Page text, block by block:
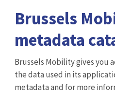
Brussels
metadata
Brussels Mobility gives you
the data used in its
metadata and for more